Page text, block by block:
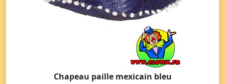
Chapeau paille mexicain bleu